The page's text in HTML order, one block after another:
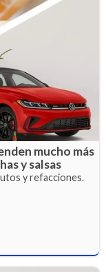
mucho más
y salsas
y refacciones.